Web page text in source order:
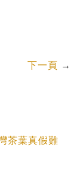
下一頁 →
茶葉真假難